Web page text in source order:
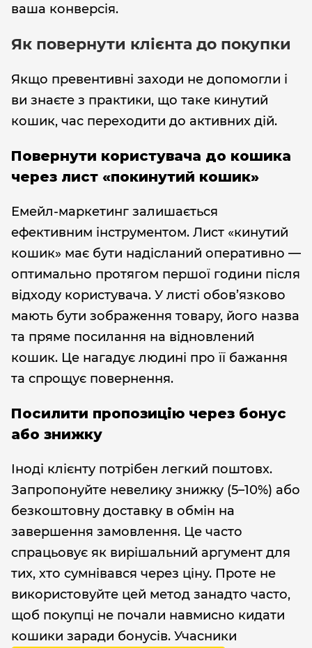
ваша конверсія.
Як повернути клієнта до покупки
Якщо превентивні заходи не допомогли і
ви знаєте з практики, що таке кинутий
кошик, час переходити до активних дій.
Повернути користувача до кошика
через лист «покинутий кошик»
Емейл-маркетинг залишається
ефективним інструментом. Лист «кинутий
кошик» має бути надісланий оперативно —
оптимально протягом першої години після
відходу користувача. У листі обов’язково
мають бути зображення товару, його назва
та пряме посилання на відновлений
кошик. Це нагадує людині про її бажання
та спрощує повернення.
Посилити пропозицію через бонус
або знижку
Іноді клієнту потрібен легкий поштовх.
Запропонуйте невелику знижку (5–10%) або
безкоштовну доставку в обмін на
завершення замовлення. Це часто
спрацьовує як вирішальний аргумент для
тих, хто сумнівався через ціну. Проте не
використовуйте цей метод занадто часто,
щоб покупці не почали навмисно кидати
кошики заради бонусів. Учасники